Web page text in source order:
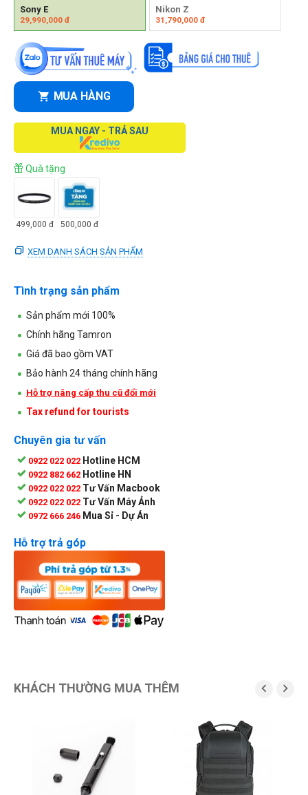
Sony E
29,990,000 đ
Nikon Z
31,790,000đ
MUA HÀNG
MUA NGAY - TRẢ SAU
Quà tặng
499,000 đ 500,000 đ
XEM DANH SÁCH SẢN PHẨM
Tình trạng sản phẩm
Sản phẩm mới 100%
Chính hãng Tamron
Giá đã bao gồm VAT
Bảo hành 24 tháng chính hãng
Hỗ trợ nâng cấp thu cũ đổi mới
Tax refund for tourists
Chuyên gia tư vấn
0922 022 022 Hotline HCM
0922 882 662 Hotline HN
0922 022 022 Tư Vấn Macbook
0922 022 022 Tư Vấn Máy Ảnh
0972 666 246 Mua Sỉ - Dự Án
Hỗ trợ trả góp
KHÁCH THƯỜNG MUA THÊM  